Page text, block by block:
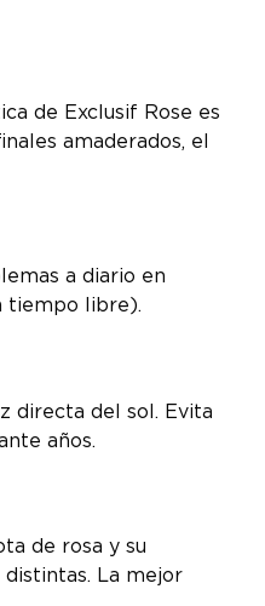
de Exclusif Rose es
amaderados, el
a diario en
tiempo libre).
directa del sol. Evita
años.
de rosa y su
distintas. La mejor